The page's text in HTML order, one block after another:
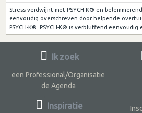
Stress verdwijnt met PSYCH-K® en
eenvoudig overschreven door helpende
PSYCH-K®. PSYCH-K® is verbluffend
Ik zoek
een Professional/Organisatie
de Agenda
Inspiratie